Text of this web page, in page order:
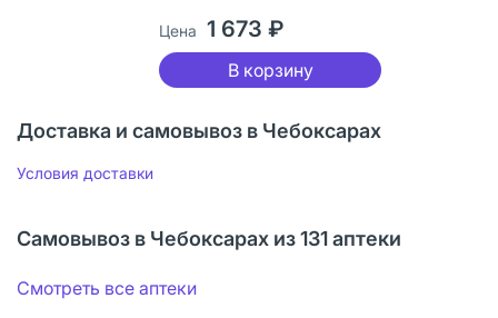
Цена 1 673 ₽
В корзину
Доставка и самовывоз в Чебоксарах
Условия доставки
Самовывоз в Чебоксарах из 131 аптеки
Смотреть все аптеки